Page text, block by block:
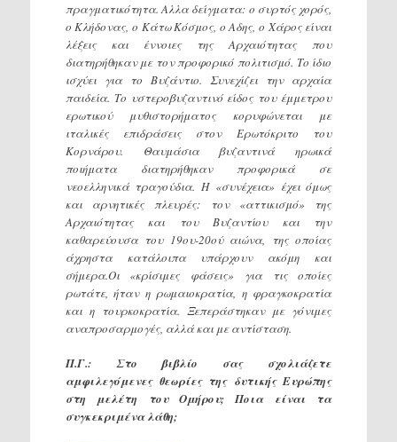
πραγματικότητα. Αλλα δείγματα: ο συρτός χορός,
ο Κλήδονας, ο Κάτω Κόσμος, ο Αδης, ο Χάρος είναι
λέξεις και έννοιες της Αρχαιότητας που
διατηρήθηκαν με τον προφορικό πολιτισμό. Το ίδιο
ισχύει για το Βυζάντιο. Συνεχίζει την αρχαία
παιδεία. Το υστεροβυζαντινό είδος του έμμετρου
ερωτικού μυθιστορήματος κορυφώνεται με
ιταλικές επιδράσεις στον Ερωτόκριτο του
Κορνάρου. Θαυμάσια βυζαντινά ηρωικά
ποιήματα διατηρήθηκαν προφορικά σε
νεοελληνικά τραγούδια. Η «συνέχεια» έχει όμως
και αρνητικές πλευρές: τον «αττικισμό» της
Αρχαιότητας και του Βυζαντίου και την
καθαρεύουσα του 19ου-20ού αιώνα, της οποίας
άχρηστα κατάλοιπα υπάρχουν ακόμη και
σήμερα.Οι «κρίσιμες φάσεις» για τις οποίες
ρωτάτε, ήταν η ρωμαιοκρατία, η φραγκοκρατία
και η τουρκοκρατία. Ξεπεράστηκαν με γόνιμες
αναπροσαρμογές, αλλά και με αντίσταση.
Π.Γ.: Στο βιβλίο σας σχολιάζετε
αμφιλεγόμενες θεωρίες της δυτικής Ευρώπης
στη μελέτη του Ομήρου; Ποια είναι τα
συγκεκριμένα λάθη;